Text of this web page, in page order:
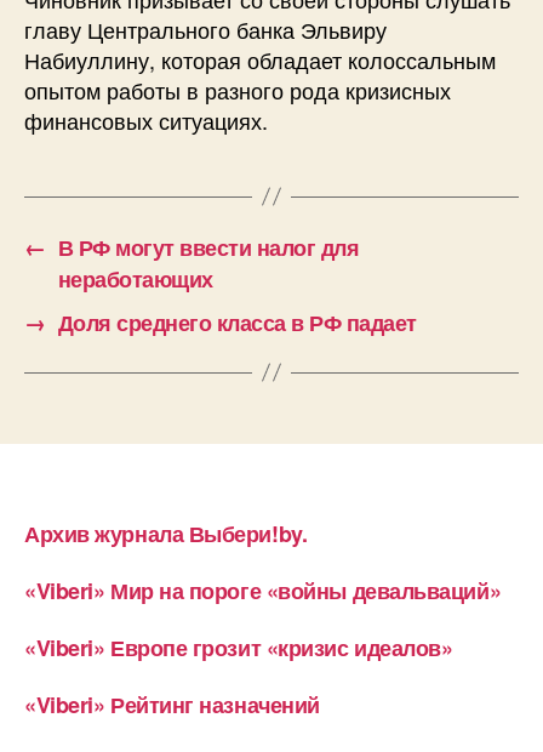
главу Центрального банка Эльвиру
Набиуллину, которая обладает колоссальным
опытом работы в разного рода кризисных
финансовых ситуациях.
← В РФ могут ввести налог для
неработающих
→ Доля среднего класса в РФ падает
Архив журнала Выбери!by.
«Viberi» Мир на пороге «войны девальваций»
«Viberi» Европе грозит «кризис идеалов»
«Viberi» Рейтинг назначений